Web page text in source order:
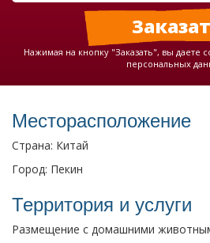
Нажимая на кнопку "Заказать", вы даете
персональных
Месторасположение
Страна: Китай
Город: Пекин
Территория и услуги
Размещение с домашними